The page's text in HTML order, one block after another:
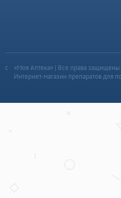
«Моя Аптека» | Все права защищены
Интернет-магазин препаратов для